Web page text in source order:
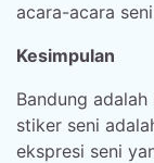
acara-acara
Kesimpulan
Bandung
stiker seni
ekspresi seni